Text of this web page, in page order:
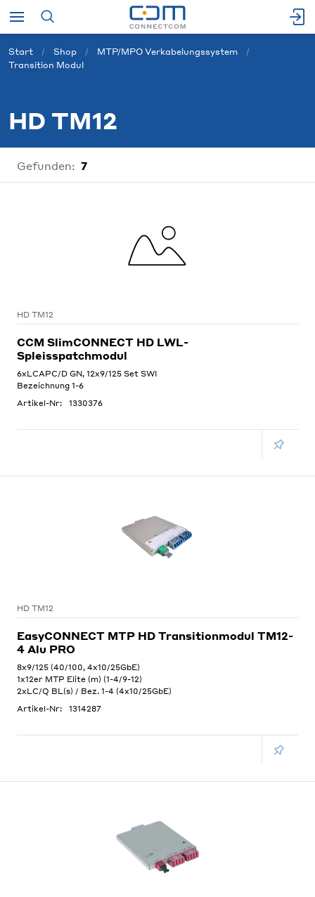
Start Shop
MTP/MPO Verkabelungssystem
Transition Modul
HD TM12
Gefunden: 7
HD TM12
CCM SlimCONNECT HD LWL-
Spleisspatchmodul
6xLCAPC/D GN, 12x9/125 Set SWI
Bezeichnung 1-6
Artikel-Nr:
1330376
HD TM12
EasyCONNECT MTP HD Transitionmodul TM12-
4 Alu PRO
8x9/125 (40/100, 4x10/25GbE)
1x12er MTP Elite (m) (1-4/9-12)
2xLC/Q BL(s) / Bez. 1-4 (4x10/25GbE)
Artikel-Nr:
1314287